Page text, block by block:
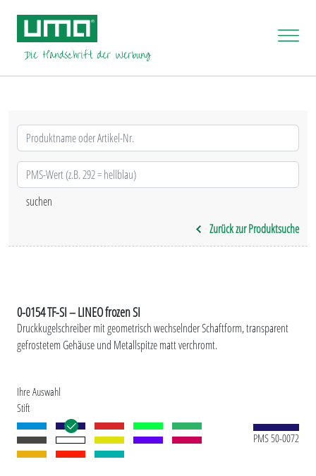
Zurück zur Produktsuche
0-0154 TF-SI – LINEO frozen SI
Druckkugelschreiber mit geometrisch wechselnder Schaftform, transparent
gefrostetem Gehäuse und Metallspitze matt verchromt.
Ihre Auswahl
Stift
PMS 50-0072